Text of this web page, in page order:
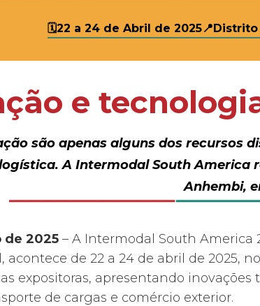
🗓️22 a 24 de Abril de 2025
e
são apenas alguns dos recursos
A Intermodal South America
Anhembi,
de 2025 – A Intermodal South America
acontece de 22 a 24 de abril de 2025,
expositoras, apresentando
de cargas e comércio exterior.